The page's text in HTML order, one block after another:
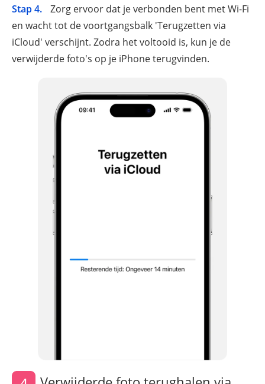
Stap 4.
Zorg ervoor dat je verbonden bent met Wi-Fi
en wacht tot de voortgangsbalk 'Terugzetten via
iCloud' verschijnt. Zodra het voltooid is, kun je de
verwijderde foto's op je iPhone terugvinden.